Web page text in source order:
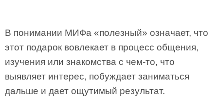
В понимании МИФа «полезный» означает, что
этот подарок вовлекает в процесс общения,
изучения или знакомства с чем-то, что
выявляет интерес, побуждает заниматься
дальше и дает ощутимый результат.